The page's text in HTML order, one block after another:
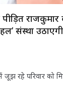
राजकुमार
संस्था
रहे परिवार को